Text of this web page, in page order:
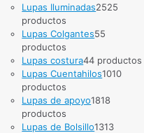
Lupas Iluminadas2525
productos
Lupas Colgantes55
productos
Lupas costura44 productos
Lupas Cuentahilos1010
productos
Lupas de apoyo1818
productos
Lupas de Bolsillo1313